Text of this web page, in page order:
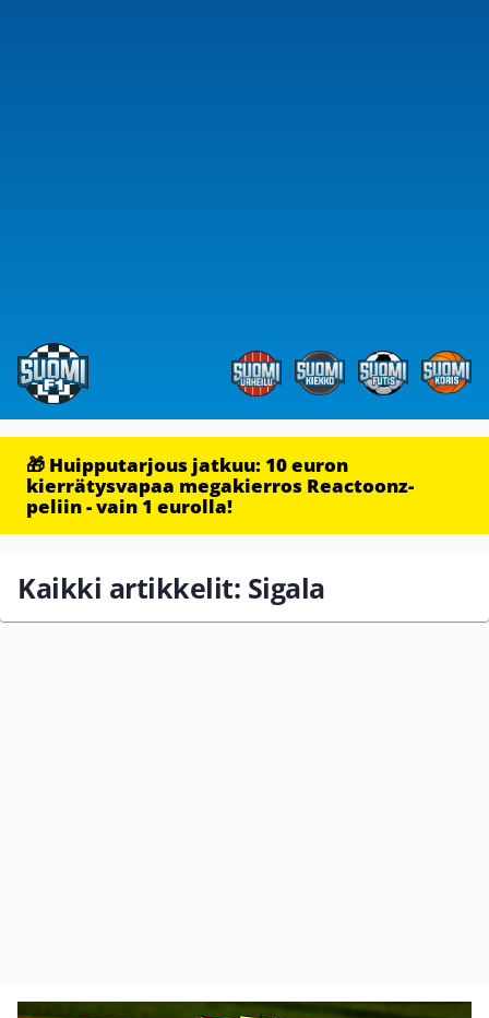
🎁 Huipputarjous jatkuu: 10 euron
kierrätysvapaa megakierros Reactoonz-
peliin - vain 1 eurolla!
Kaikki artikkelit: Sigala